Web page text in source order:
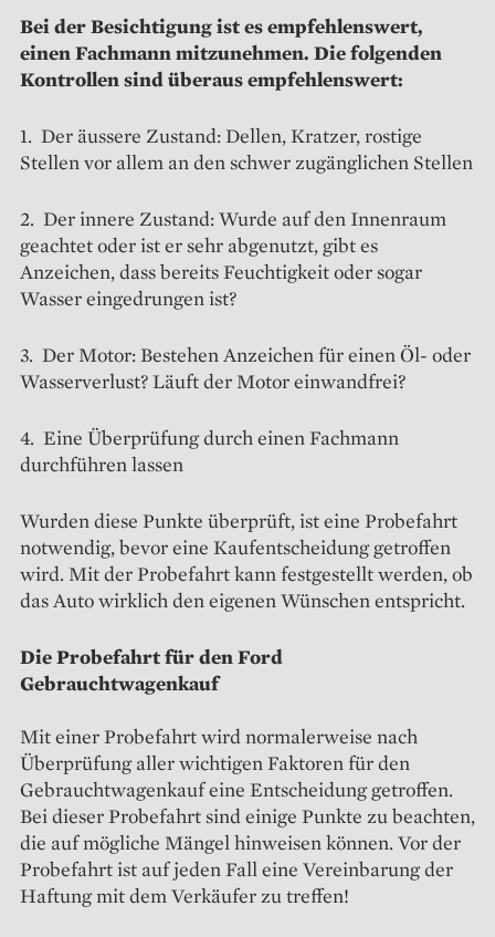
Bei der Besichtigung ist es empfehlenswert,
einen Fachmann mitzunehmen. Die folgenden
Kontrollen sind überaus empfehlenswert:
1. Der äussere Zustand: Dellen, Kratzer, rostige
Stellen vor allem an den schwer zugänglichen Stellen
2. Der innere Zustand: Wurde auf den Innenraum
geachtet oder ist er sehr abgenutzt, gibt es
Anzeichen, dass bereits Feuchtigkeit oder sogar
Wasser eingedrungen ist?
3. Der Motor: Bestehen Anzeichen für einen Öl- oder
Wasserverlust? Läuft der Motor einwandfrei?
4. Eine Überprüfung durch einen Fachmann
durchführen lassen
Wurden diese Punkte überprüft, ist eine Probefahrt
notwendig, bevor eine Kaufentscheidung getroffen
wird. Mit der Probefahrt kann festgestellt werden, ob
das Auto wirklich den eigenen Wünschen entspricht.
Die Probefahrt für den Ford
Gebrauchtwagenkauf
Mit einer Probefahrt wird normalerweise nach
Überprüfung aller wichtigen Faktoren für den
Gebrauchtwagenkauf eine Entscheidung getroffen.
Bei dieser Probefahrt sind einige Punkte zu beachten,
die auf mögliche Mängel hinweisen können. Vor der
Probefahrt ist auf jeden Fall eine Vereinbarung der
Haftung mit dem Verkäufer zu treffen!